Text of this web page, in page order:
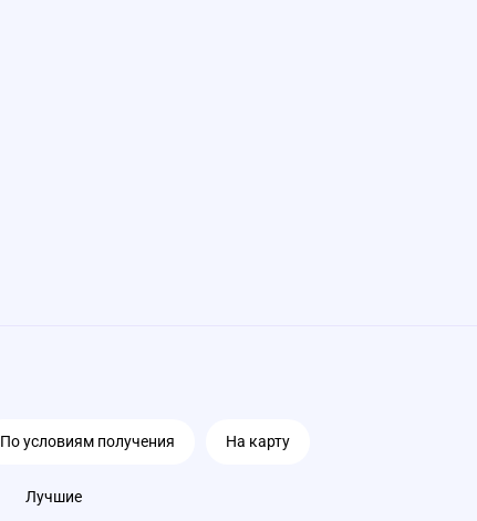
По условиям получения На карту
Лучшие